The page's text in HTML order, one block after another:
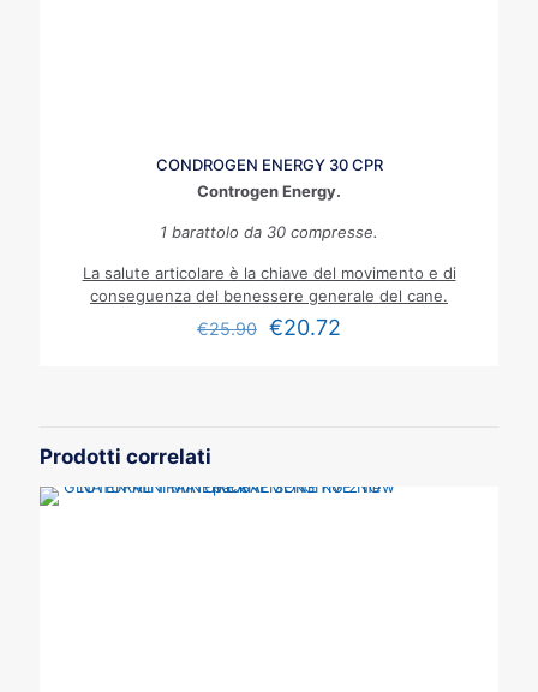
CONDROGEN ENERGY 30 CPR
Controgen Energy.
1 barattolo da 30 compresse.
La salute articolare è la chiave del movimento e di
conseguenza del benessere generale del cane.
€25.90 €20.72
Prodotti correlati